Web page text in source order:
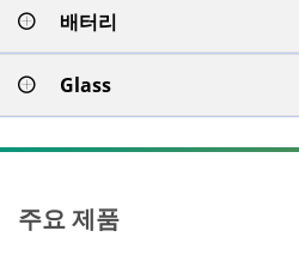
배터리
Glass
주요 제품